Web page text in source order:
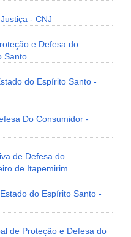
- CNJ
e Defesa do
Santo
do Espírito Santo -
Do Consumidor -
de Defesa do
de Itapemirim
do Espírito Santo -
de Proteção e Defesa do